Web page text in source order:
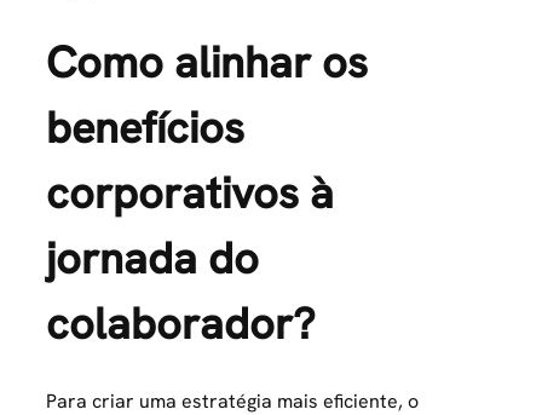
Como alinhar os
benefícios
corporativos à
jornada do
colaborador?
Para criar uma estratégia mais eficiente, o